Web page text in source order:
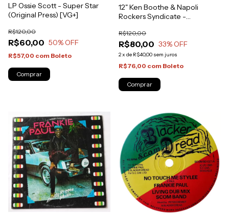
LP Ossie Scott - Super Star
(Original Press) [VG+]
R$60,00
R$120,00
50% OFF
R$57,00 com Boleto
12" Ken Boothe & Napoli
Rockers Syndicate -
[NM]
R$80,00
R$120,00
33% OFF
2x de R$40,00 sem juros
R$76,00 com Boleto